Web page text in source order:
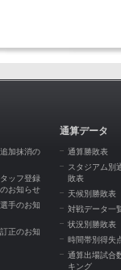
加抹消の
ッフ登録
お知らせ
手のお知
正のお知
通算データ
通算勝敗表
スタジアム別
敗表
天候別勝敗表
対戦データ一
状況別勝敗表
時間帯別得失
通算出場試合
キング